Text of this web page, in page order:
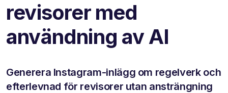
revisorer med
användning av AI
Generera Instagram-inlägg om regelverk och
efterlevnad för revisorer utan ansträngning